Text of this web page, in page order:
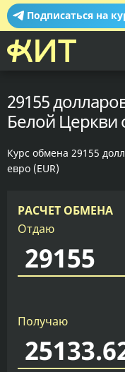
Подписаться на
29155
Белой Церкви
Курс обмена 29155
евро (EUR)
РАСЧЕТ ОБМЕНА
Отдаю
Получаю